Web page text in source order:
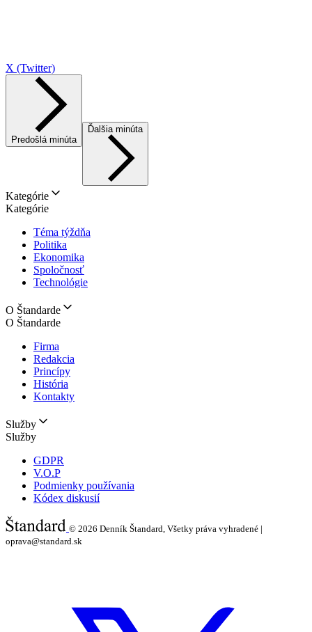
X (Twitter)
Predošlá minúta
Ďalšia minúta
Kategórie
Kategórie
Téma týždňa
Politika
Ekonomika
Spoločnosť
Technológie
O Štandarde
O Štandarde
Firma
Redakcia
Princípy
História
Kontakty
Služby
Služby
GDPR
V.O.P
Podmienky používania
Kódex diskusií
© 2026 Denník Štandard, Všetky práva vyhradené |
oprava@standard.sk